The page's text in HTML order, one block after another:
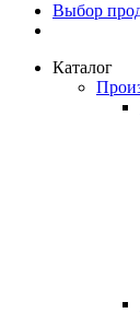
Выбор
Каталог